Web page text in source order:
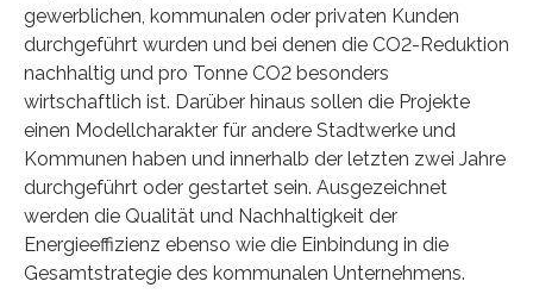
gewerblichen, kommunalen oder privaten Kunden
durchgeführt wurden und bei denen die CO2-Reduktion
nachhaltig und pro Tonne CO2 besonders
wirtschaftlich ist. Darüber hinaus sollen die Projekte
einen Modellcharakter für andere Stadtwerke und
Kommunen haben und innerhalb der letzten zwei Jahre
durchgeführt oder gestartet sein. Ausgezeichnet
werden die Qualität und Nachhaltigkeit der
Energieeffizienz ebenso wie die Einbindung in die
Gesamtstrategie des kommunalen Unternehmens.